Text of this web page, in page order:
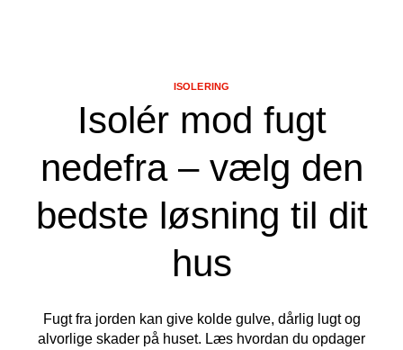
Isolér mod fugt
nedefra – vælg den
bedste løsning til dit
hus
ISOLERING
Fugt fra jorden kan give kolde gulve, dårlig lugt og
alvorlige skader på huset. Læs hvordan du opdager